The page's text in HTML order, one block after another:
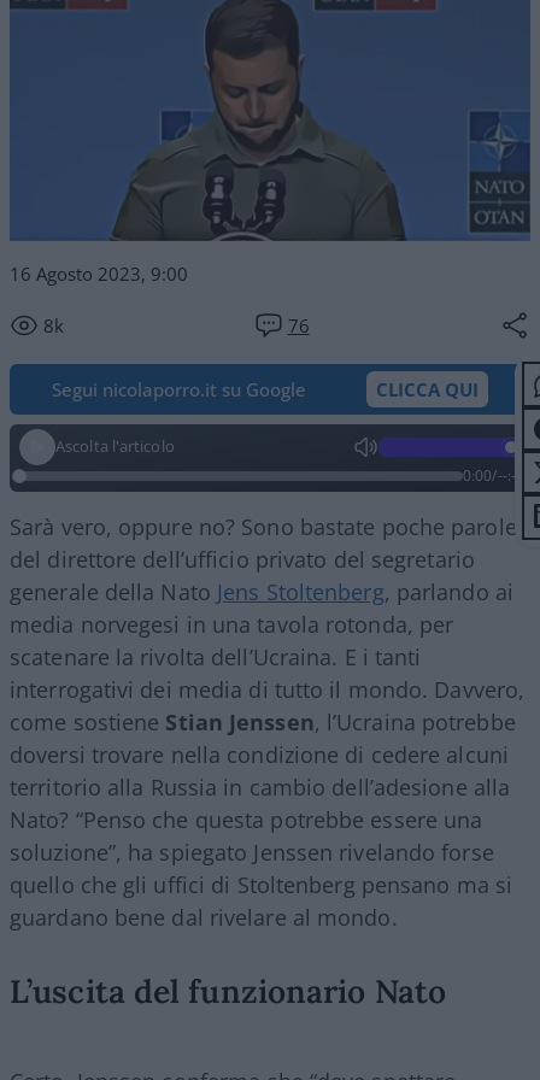
16 Agosto 2023, 9:00
8k 76
Segui nicolaporro.it su Google CLICCA QUI
Ascolta l'articolo
0:00/--:--
Sarà vero, oppure no? Sono bastate poche parole
del direttore dell’ufficio privato del segretario
generale della Nato Jens Stoltenberg, parlando ai
media norvegesi in una tavola rotonda, per
scatenare la rivolta dell’Ucraina. E i tanti
interrogativi dei media di tutto il mondo. Davvero,
come sostiene Stian Jenssen, l’Ucraina potrebbe
doversi trovare nella condizione di cedere alcuni
territorio alla Russia in cambio dell’adesione alla
Nato? “Penso che questa potrebbe essere una
soluzione”, ha spiegato Jenssen rivelando forse
quello che gli uffici di Stoltenberg pensano ma si
guardano bene dal rivelare al mondo.
L’uscita del funzionario Nato